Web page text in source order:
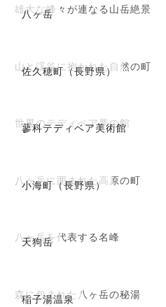
八ヶ岳
雄大な峰々が連なる山岳絶景
佐久穂町（長野県）
山と渓谷に抱かれた自然の町
蓼科テディベア美術館
世界のテディベア夢の館
小海町（長野県）
八ヶ岳に囲まれた高原の町
天狗岳
八ヶ岳を代表する名峰
稲子湯温泉
森に包まれた八ヶ岳の秘湯